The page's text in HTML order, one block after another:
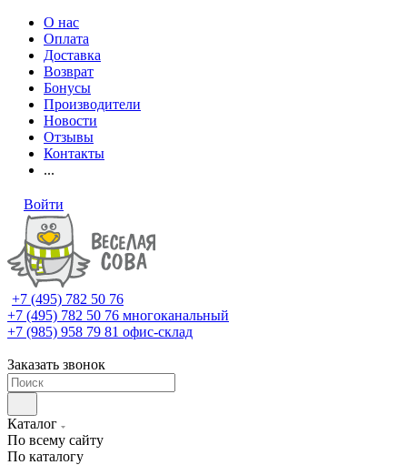
О нас
Оплата
Доставка
Возврат
Бонусы
Производители
Новости
Отзывы
Контакты
...
Войти
+7 (495) 782 50 76
+7 (495) 782 50 76 многоканальный
+7 (985) 958 79 81 офис-склад
Заказать звонок
Каталог
По всему сайту
По каталогу